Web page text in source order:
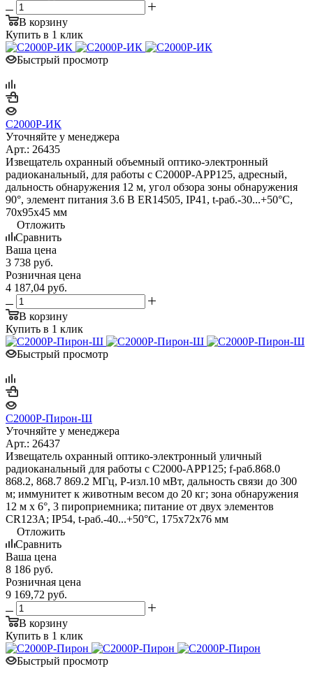
В корзину
Купить в 1 клик
Быстрый просмотр
С2000Р-ИК
Уточняйте у менеджера
Арт.: 26435
Извещатель охранный объемный оптико-электронный
радиоканальный, для работы с С2000Р-АРР125, адресный,
дальность обнаружения 12 м, угол обзора зоны обнаружения
90°, элемент питания 3.6 В ER14505, IP41, t-раб.-30...+50°C,
70х95х45 мм
Отложить
Сравнить
Ваша цена
3 738 руб.
Розничная цена
4 187,04 руб.
В корзину
Купить в 1 клик
Быстрый просмотр
С2000Р-Пирон-Ш
Уточняйте у менеджера
Арт.: 26437
Извещатель охранный оптико-электронный уличный
радиоканальный для работы с С2000-АРР125; f-раб.868.0
868.2, 868.7 869.2 МГц, P-изл.10 мВт, дальность связи до 300
м; иммунитет к животным весом до 20 кг; зона обнаружения
12 м х 6°, 3 пироприемника; питание от двух элементов
CR123А; IP54, t-раб.-40...+50°C, 175х72х76 мм
Отложить
Сравнить
Ваша цена
8 186 руб.
Розничная цена
9 169,72 руб.
В корзину
Купить в 1 клик
Быстрый просмотр